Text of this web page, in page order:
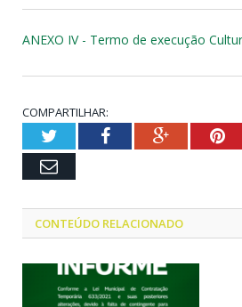
ANEXO IV - Termo de execução
COMPARTILHAR:
TwitterFacebookGoogle+
Email
CONTEÚDO RELACIONADO